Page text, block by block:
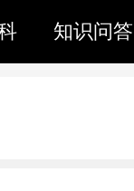
知识问答